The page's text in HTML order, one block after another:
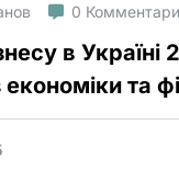
0
в Україні
та